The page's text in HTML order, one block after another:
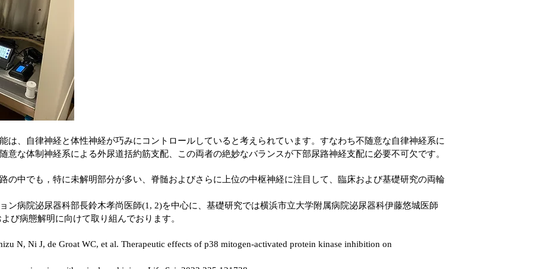
、自律神経と体性神経が巧みにコントロールしていると考えられています。すなわち不随意な自律神経系に
意な体制神経系による外尿道括約筋支配、この両者の絶妙なバランスが下部尿路神経支配に必要不可欠です。
の中でも，特に未解明部分が多い、脊髄およびさらに上位の中枢神経に注目して、臨床および基礎研究の両輪
病院泌尿器科部長鈴木孝尚医師(1, 2)を中心に、基礎研究では横浜市立大学附属病院泌尿器科伊藤悠城医師
び病態解明に向けて取り組んでおります。
N, Ni J, de Groat WC, et al. Therapeutic effects of p38 mitogen-activated protein kinase inhibition on